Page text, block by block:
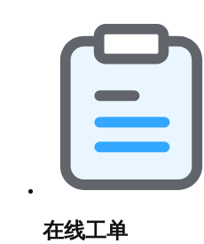
在线工单